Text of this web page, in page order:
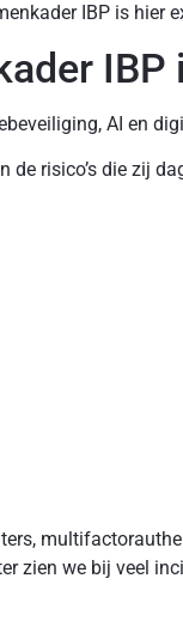
IBP is hier
IBP
AI en
risico’s die zij
zien we bij veel